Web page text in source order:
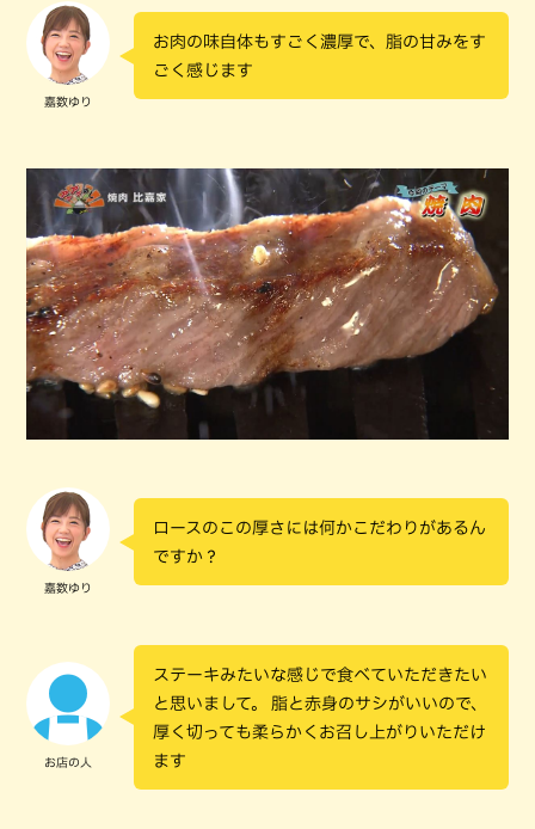
嘉数ゆり
お肉の味自体もすごく濃厚で、脂の甘みをす
ごく感じます
嘉数ゆり
ロースのこの厚さには何かこだわりがあるん
ですか？
お店の人
ステーキみたいな感じで食べていただきたい
と思いまして。 脂と赤身のサシがいいので、
厚く切っても柔らかくお召し上がりいただけ
ます